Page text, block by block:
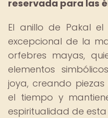
reservada para las
El anillo de Pakal
excepcional de la
orfebres mayas,
elementos
joya, creando
el tiempo y
espiritualidad de